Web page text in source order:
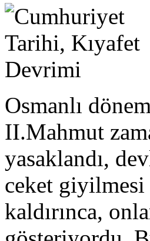
Osmanlı
II.Mahmut
yasaklandı,
ceket
kaldırınca,